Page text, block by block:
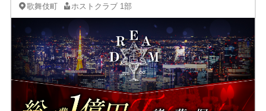
歌舞伎町 ホストクラブ 1部